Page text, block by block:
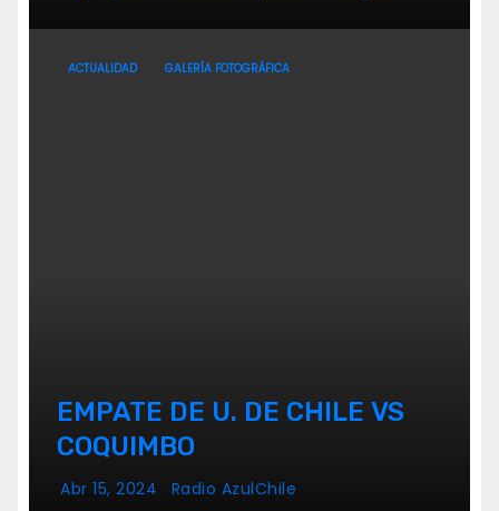
ACTUALIDAD GALERÍA FOTOGRÁFICA
EMPATE DE U. DE CHILE VS
COQUIMBO
Abr 15, 2024 Radio AzulChile